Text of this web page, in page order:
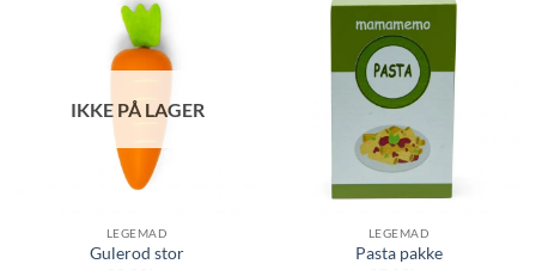
IKKE PÅ LAGER
LEGEMAD
Gulerod stor
LEGEMAD
Pasta pakke